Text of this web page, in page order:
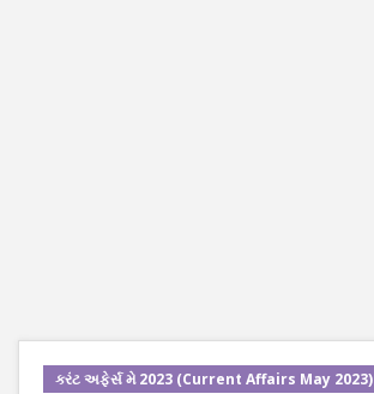
કરંટ અફેર્સ મે 2023 (Current Affairs May 2023)